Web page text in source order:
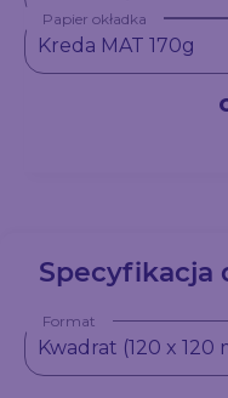
sztuk w dwóch
z wzorem A i 50
złożyć dwa
Papier okładka
Kreda MAT 170g
Specyfikacja
Format
Kwadrat (120 x 120